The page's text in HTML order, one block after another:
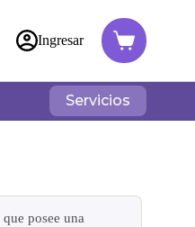
Ingresar
Servicios
posee una